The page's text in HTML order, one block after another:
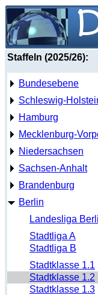
Staffeln (2025/26):
Bundesebene
Schleswig-
Hamburg
Mecklenburg-
Niedersachsen
Sachsen-Anhalt
Brandenburg
Berlin
Landesliga
Stadtliga A
Stadtliga B
Stadtklasse 1.1
Stadtklasse 1.2
Stadtklasse 1.3